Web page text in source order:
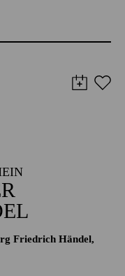
Friedrich Händel,